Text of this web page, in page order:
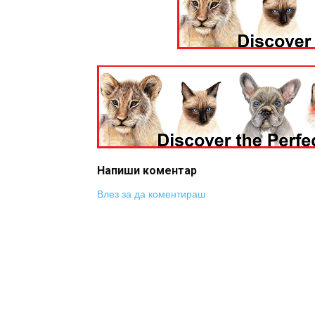
Напиши коментар
Влез за да коментираш